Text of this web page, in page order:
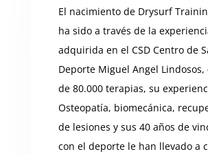
El nacimiento de Drysurf
ha sido a través de la
adquirida en el CSD Centro de
Deporte Miguel Angel Lindosos,
de 80.000 terapias, su
Osteopatía, biomecánica,
de lesiones y sus 40 años de
con el deporte le han llevado a